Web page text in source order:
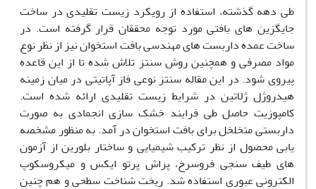
طی دهه گذشته، استفاده از رویکرد زیست تقلیدی در ساخت
جایگزین های بافتی مورد توجه محققان قرار گرفته است. در
ساخت عمده داربست های مهندسی بافت استخوان نیز از نظر نوع
مواد مصرفی و همچنین روش سنتز تلاش شده تا از این قاعده
پیروی شود. در این مقاله سنتز نوعی فاز آپاتیتی در میان زمینه
هیدروژل ژلاتین در شرایط زیست تقلیدی ارائه شده است.
کامپوزیت حاصل طی فرایند خشک سازی انجمادی به صورت
داربستی متخلخل برای بافت استخوان در آمد. به منظور مشخصه
یابی محصول از نظر ترکیب شیمیایی و ساختار بلورین از آزمون
های طیف سنجی فروسرخ، پراش پرتو ایکس و میکروسکوپ
الکترونی عبوری استفاده شد. ریخت شناخت سطحی و هم چنین